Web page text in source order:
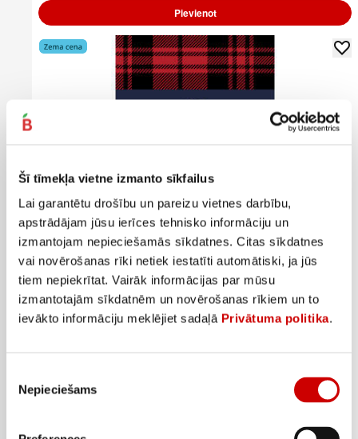
Šī tīmekļa vietne izmanto sīkfailus
Lai garantētu drošību un pareizu vietnes darbību,
apstrādājam jūsu ierīces tehnisko informāciju un
izmantojam nepieciešamās sīkdatnes. Citas sīkdatnes
vai novērošanas rīki netiek iestatīti automātiski, ja jūs
tiem nepiekrītat. Vairāk informācijas par mūsu
izmantotajām sīkdatnēm un novērošanas rīkiem un to
ievākto informāciju meklējiet sadaļā Privātuma politika.
izvēle
Nepieciešams
Pievienot
Melnā tēja SHERLOCK SECRETS English Breakfast 100g
2
. 59€